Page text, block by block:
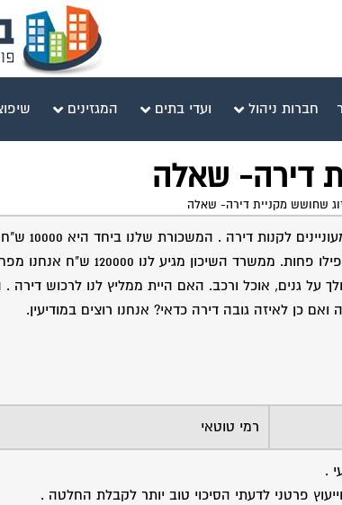
חברות ניהול ועדי בתים המגזינים
דירה- שאלה
שחושש מקניית דירה- שאלה
$ והיינו רוצים להישאר באותו
כן לאיזה גובה דירה כדאי? אנחנו רוצים במודיעין.
רמי טוטאי
.
פרטני לדעתי הסיכוי טוב יותר לקבלת החלטה .